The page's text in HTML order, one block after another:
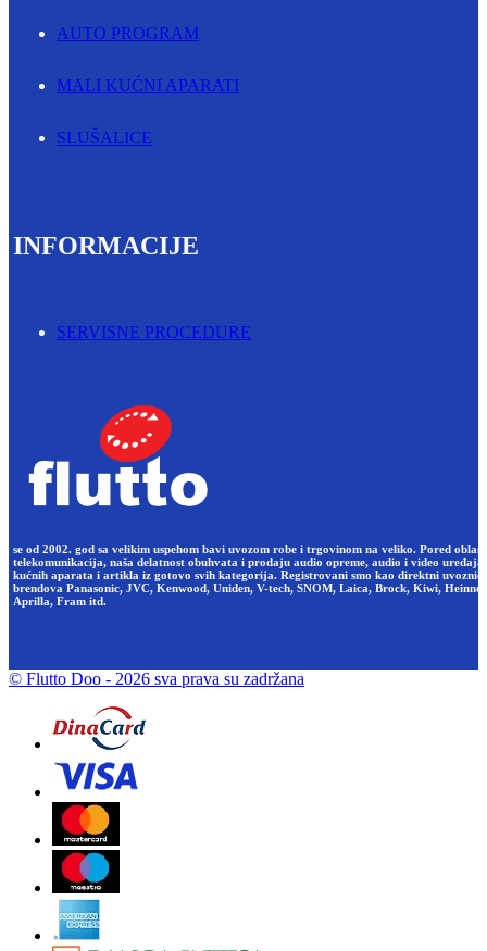
AUTO PROGRAM
MALI KUĆNI APARATI
SLUŠALICE
INFORMACIJE
SERVISNE PROCEDURE
se od 2002. god sa velikim uspehom bavi uvozom robe i trgovinom na veliko. Pored
telekomunikacija, naša delatnost obuhvata i prodaju audio opreme, audio i video uređaja,
kućnih aparata i artikla iz gotovo svih kategorija. Registrovani smo kao direktni uvoznici
brendova Panasonic, JVC, Kenwood, Uniden, V-tech, SNOM, Laica, Brock, Kiwi,
Aprilla, Fram itd.
© Flutto Doo - 2026 sva prava su zadržana